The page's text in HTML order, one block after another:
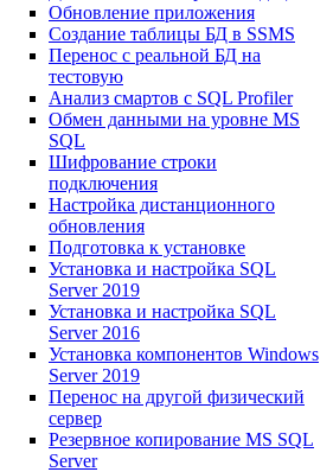
Обновление приложения
Создание таблицы БД в SSMS
Перенос с реальной БД на
тестовую
Анализ смартов с SQL Profiler
Обмен данными на уровне MS
SQL
Шифрование строки
подключения
Настройка дистанционного
обновления
Подготовка к установке
Установка и настройка SQL
Server 2019
Установка и настройка SQL
Server 2016
Установка компонентов Windows
Server 2019
Перенос на другой физический
сервер
Резервное копирование MS SQL
Server